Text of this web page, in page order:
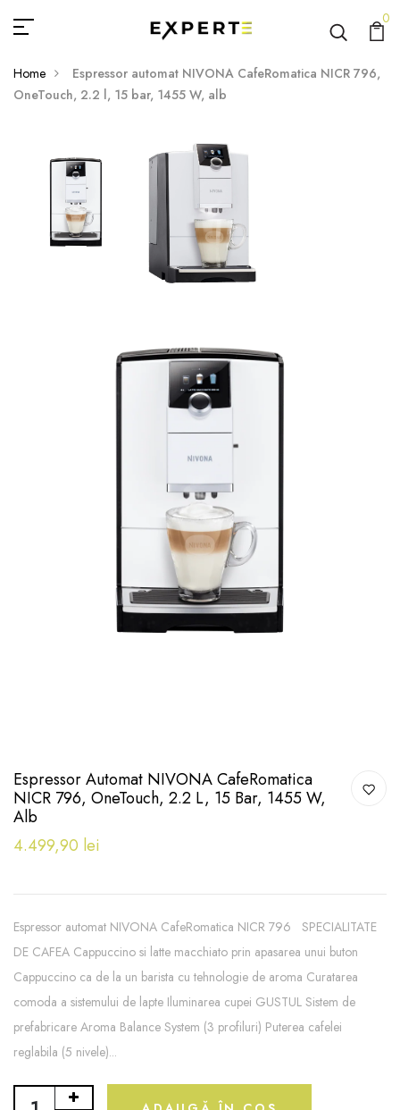
0
Home
Espressor automat NIVONA CafeRomatica NICR 796,
OneTouch, 2.2 l, 15 bar, 1455 W, alb
Espressor Automat NIVONA CafeRomatica
NICR 796, OneTouch, 2.2 L, 15 Bar, 1455 W,
Alb
4.499,90 lei
Espressor automat NIVONA CafeRomatica NICR 796 SPECIALITATE
DE CAFEA Cappuccino si latte macchiato prin apasarea unui buton
Cappuccino ca de la un barista cu tehnologie de aroma Curatarea
comoda a sistemului de lapte Iluminarea cupei GUSTUL Sistem de
prefabricare Aroma Balance System (3 profiluri) Puterea cafelei
reglabila (5 nivele)...